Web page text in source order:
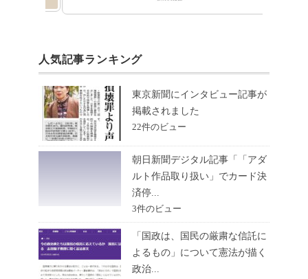
人気記事ランキング
東京新聞にインタビュー記事が
掲載されました
22件のビュー
朝日新聞デジタル記事「「アダ
ルト作品取り扱い」でカード決
済停...
3件のビュー
「国政は、国民の厳粛な信託に
よるもの」について憲法が描く
政治...